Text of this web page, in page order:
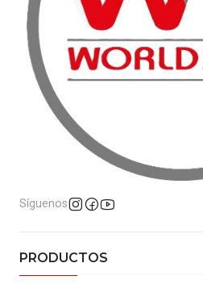
Síguenos
PRODUCTOS